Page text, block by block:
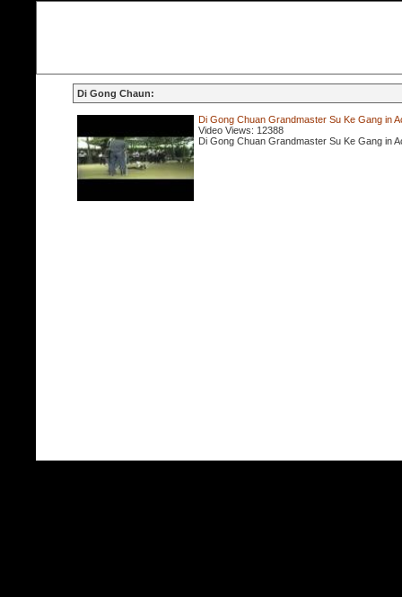
Di Gong Chaun:
Di Gong Chuan Grandmaster Su Ke Gang in
Video Views: 12388
Di Gong Chuan Grandmaster Su Ke Gang in